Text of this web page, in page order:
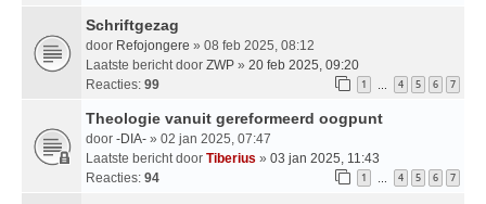
Schriftgezag
door Refojongere » 08 feb 2025, 08:12
Laatste bericht door ZWP » 20 feb 2025, 09:20
Reacties: 99 1 … 4 5 6 7
Theologie vanuit gereformeerd oogpunt
door -DIA- » 02 jan 2025, 07:47
Laatste bericht door Tiberius » 03 jan 2025, 11:43
Reacties: 94 1 … 4 5 6 7